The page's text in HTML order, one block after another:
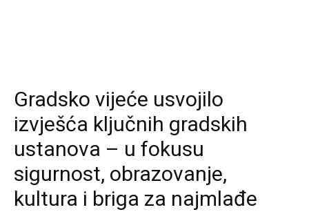
Gradsko vijeće usvojilo
izvješća ključnih gradskih
ustanova – u fokusu
sigurnost, obrazovanje,
kultura i briga za najmlađe